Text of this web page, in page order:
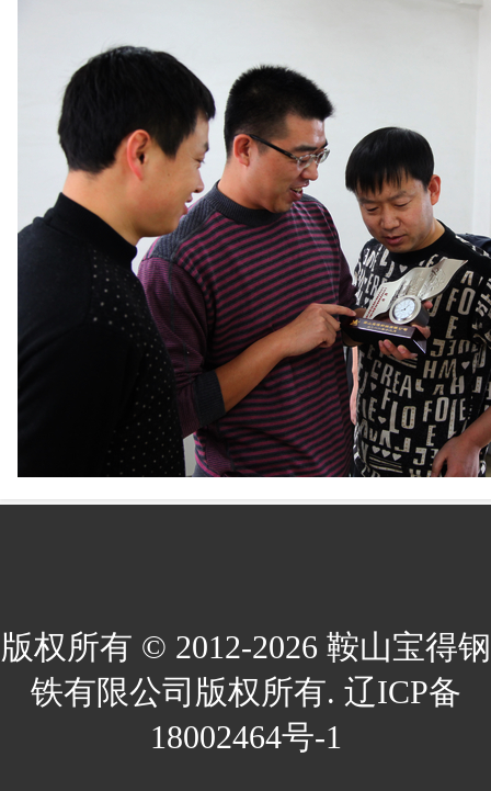
版权所有 © 2012-2026 鞍山宝得钢
铁有限公司版权所有. 辽ICP备
18002464号-1